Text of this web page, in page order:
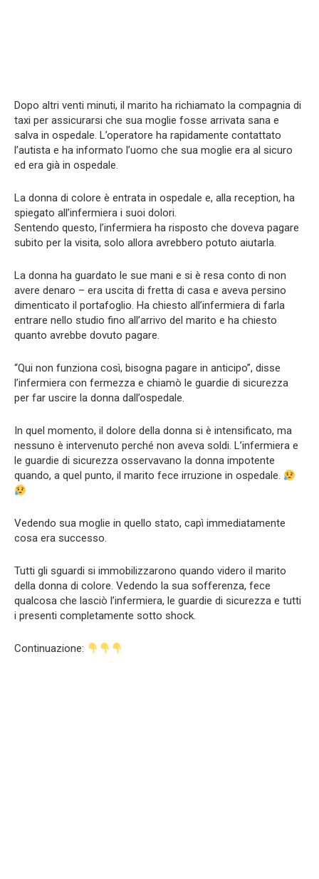
Dopo altri venti minuti, il marito ha richiamato la compagnia di
taxi per assicurarsi che sua moglie fosse arrivata sana e
salva in ospedale. L’operatore ha rapidamente contattato
l’autista e ha informato l’uomo che sua moglie era al sicuro
ed era già in ospedale.
La donna di colore è entrata in ospedale e, alla reception, ha
spiegato all’infermiera i suoi dolori.
Sentendo questo, l’infermiera ha risposto che doveva pagare
subito per la visita, solo allora avrebbero potuto aiutarla.
La donna ha guardato le sue mani e si è resa conto di non
avere denaro – era uscita di fretta di casa e aveva persino
dimenticato il portafoglio. Ha chiesto all’infermiera di farla
entrare nello studio fino all’arrivo del marito e ha chiesto
quanto avrebbe dovuto pagare.
“Qui non funziona così, bisogna pagare in anticipo”, disse
l’infermiera con fermezza e chiamò le guardie di sicurezza
per far uscire la donna dall’ospedale.
In quel momento, il dolore della donna si è intensificato, ma
nessuno è intervenuto perché non aveva soldi. L’infermiera e
le guardie di sicurezza osservavano la donna impotente
quando, a quel punto, il marito fece irruzione in ospedale.
Vedendo sua moglie in quello stato, capì immediatamente
cosa era successo.
Tutti gli sguardi si immobilizzarono quando videro il marito
della donna di colore. Vedendo la sua sofferenza, fece
qualcosa che lasciò l’infermiera, le guardie di sicurezza e tutti
i presenti completamente sotto shock.
Continuazione: